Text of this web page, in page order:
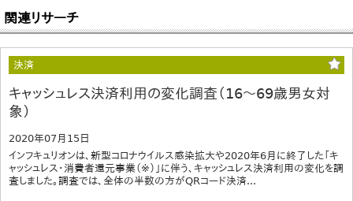
関連リサーチ
決済
キャッシュレス決済利用の変化調査（16～69歳男女対
象）
2020年07月15日
インフキュリオンは、新型コロナウイルス感染拡大や2020年6月に終了した「キ
ャッシュレス・消費者還元事業（※）」に伴う、キャッシュレス決済利用の変化を調
査しました。調査では、全体の半数の方がQRコード決済...